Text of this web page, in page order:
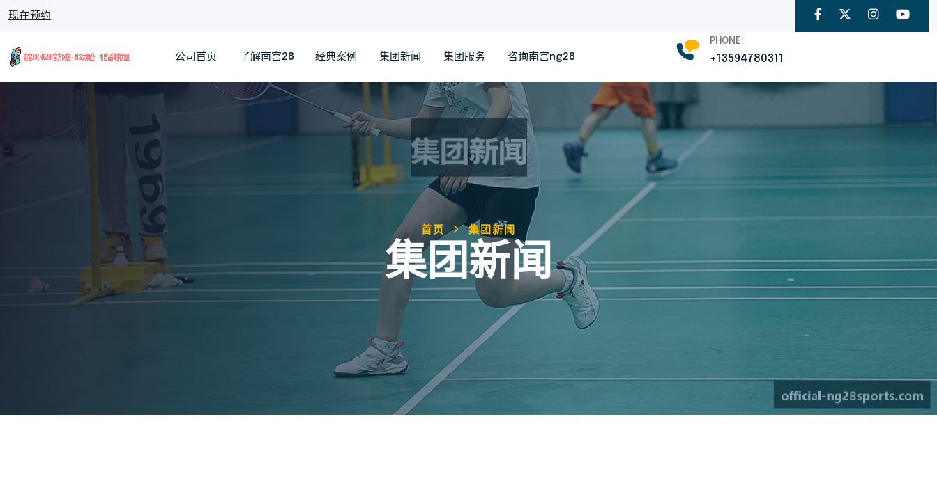
现在预约
公司首页 了解南宫28 经典案例 集团新闻 集团服务 咨询南宫ng28
PHONE:
+13594780311
首页 集团新闻
集团新闻